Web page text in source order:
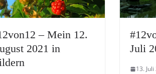
– Mein 12.
2021 in
Juli
13. Juli